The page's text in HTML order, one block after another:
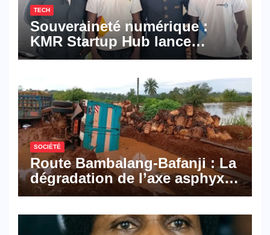
TECH
Souveraineté numérique :
KMR Startup Hub lance
Pyramid Browser et Pyramid
numériques made in
Cameroon
SOCIÉTÉ
Route Bambalang-Bafanji : La
dégradation de l’axe asphyxie
les activités économiques